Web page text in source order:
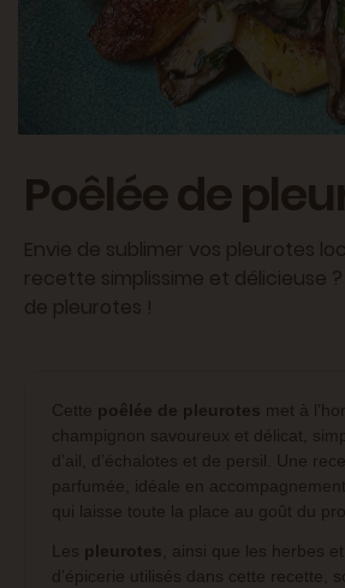
Poêlée de
Envie de sublimer vos pleurotes
recette simplissime et délicieuse
de pleurotes !
Cette poêlée de pleurotes met à
champignon savoureux et délicat,
d’ail, d’échalotes et de persil. Une
parfumée, idéale en
qui laisse toute la place au goût du
Les pleurotes , ainsi que les herbes
d’épicerie utilisés dans cette recette,